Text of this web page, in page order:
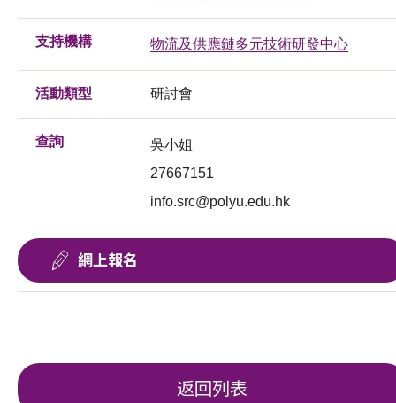
支持機構 物流及供應鏈多元技術研發中心
活動類型 研討會
查詢
吳小姐
27667151
info.src@polyu.edu.hk
網上報名
返回列表